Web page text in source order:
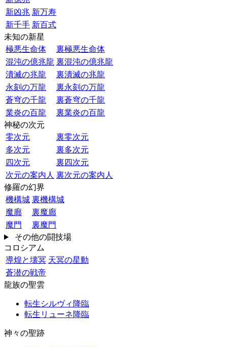
新凶兆 新万寿
新千手 新百式
未知の新星
極悪生命体
裏極悪生命体
混沌の億兆龍 裏混沌の億兆龍
潰滅の兆龍
裏潰滅の兆龍
永刻の万龍
裏永刻の万龍
蒼穹の千龍
裏蒼穹の千龍
業炎の百龍
裏業炎の百龍
神秘の次元
零次元
裏零次元
多次元
裏多次元
四次元
裏四次元
次元の案内人 裏次元の案内人
修羅の幻界
機構城 裏機構城
魔廊
裏魔廊
魔門
裏魔門
その他の闘技場
コロシアム
導煌と壊冥 天冥の星動
蒼潜の戦帝
龍族の聖雲
転生シルヴィ降臨
転生リューネ降臨
神々の聖跡